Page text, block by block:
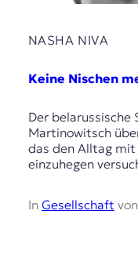
NASHA NIVA
Keine Nischen
Der
Martinowitsch
das den Alltag mit
einzuhegen
In Gesellschaft von